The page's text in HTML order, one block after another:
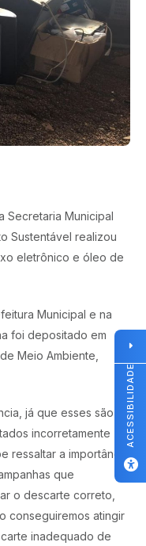
Secretaria Municipal
Sustentável realizou
eletrônico e óleo de
Municipal e na
foi depositado em
Meio Ambiente,
já que esses são
incorretamente
ressaltar a importância
que
o descarte correto,
conseguiremos atingir
inadequado de
ACESSIBILIDADE